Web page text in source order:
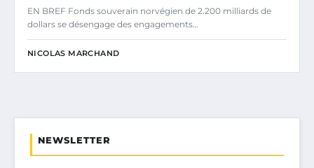
EN BREF Fonds souverain norvégien de 2.200 milliards de
dollars se désengage des engagements…
NICOLAS MARCHAND
NEWSLETTER